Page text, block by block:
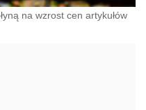
na wzrost cen artykułów